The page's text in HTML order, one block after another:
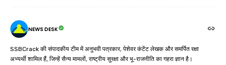
NEWS DESK
SSBCrack की संपादकीय टीम में अनुभवी पत्रकार, पेशेवर कंटेंट लेखक और समर्पित रक्षा
अभ्यर्थी शामिल हैं, जिन्हें सैन्य मामलों, राष्ट्रीय सुरक्षा और भू-राजनीति का गहरा ज्ञान है।